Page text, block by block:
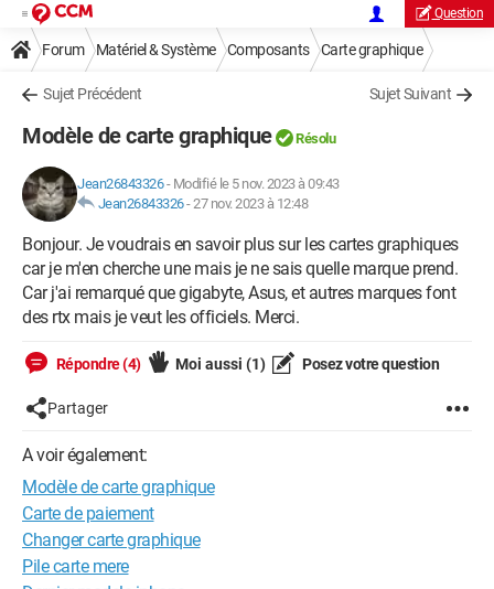
Question
Forum Matériel & Système Composants Carte graphique
Sujet Précédent Sujet Suivant
Modèle de carte graphique Résolu
Jean26843326- Modifié le 5 nov. 2023 à 09:43
Jean26843326-27 nov. 2023 à 12:48
Bonjour. Je voudrais en savoir plus sur les cartes graphiques
car je m'en cherche une mais je ne sais quelle marque prend.
Car j'ai remarqué que gigabyte, Asus, et autres marques font
des rtx mais je veut les officiels. Merci.
Répondre (4) Moi aussi (1) Posez votre question
Partager
A voir également:
Modèle de carte graphique
Carte de paiement
Changer carte graphique
Pile carte mere